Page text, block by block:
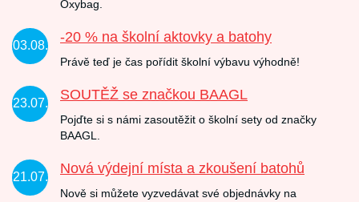
Oxybag.
03.08.
-20 % na školní aktovky a batohy
Právě teď je čas pořídit školní výbavu výhodně!
23.07.
SOUTĚŽ se značkou BAAGL
Pojďte si s námi zasoutěžit o školní sety od značky
BAAGL.
21.07.
Nová výdejní místa a zkoušení batohů
Nově si můžete vyzvedávat své objednávky na